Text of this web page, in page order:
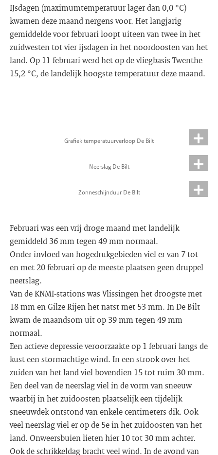
IJsdagen (maximumtemperatuur lager dan 0,0 °C)
kwamen deze maand nergens voor. Het langjarig
gemiddelde voor februari loopt uiteen van twee in het
zuidwesten tot vier ijsdagen in het noordoosten van het
land. Op 11 februari werd het op de vliegbasis Twenthe
15,2 °C, de landelijk hoogste temperatuur deze maand.
Grafiek temperatuurverloop De Bilt
Neerslag De Bilt
Zonneschijnduur De Bilt
Februari was een vrij droge maand met landelijk
gemiddeld 36 mm tegen 49 mm normaal.
Onder invloed van hogedrukgebieden viel er van 7 tot
en met 20 februari op de meeste plaatsen geen druppel
neerslag.
Van de KNMI-stations was Vlissingen het droogste met
18 mm en Gilze Rijen het natst met 53 mm. In De Bilt
kwam de maandsom uit op 39 mm tegen 49 mm
normaal.
Een actieve depressie veroorzaakte op 1 februari langs de
kust een stormachtige wind. In een strook over het
zuiden van het land viel bovendien 15 tot ruim 30 mm.
Een deel van de neerslag viel in de vorm van sneeuw
waarbij in het zuidoosten plaatselijk een tijdelijk
sneeuwdek ontstond van enkele centimeters dik. Ook
veel neerslag viel er op de 5e in het zuidoosten van het
land. Onweersbuien lieten hier 10 tot 30 mm achter.
Ook de schrikkeldag bracht veel wind. In de avond van